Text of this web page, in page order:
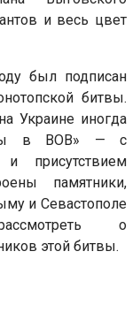
и весь цвет
был подписан
битвы.
Украине иногда
в ВОВ» — с
и присутствием
памятники,
и Севастополе
о
этой битвы.